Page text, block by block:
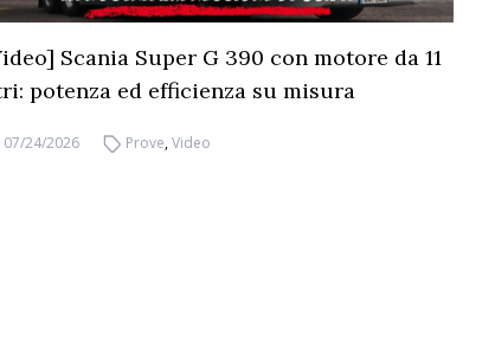
Scania Super G 390 con motore da 11
potenza ed efficienza su misura
07/24/2026 Prove,Video